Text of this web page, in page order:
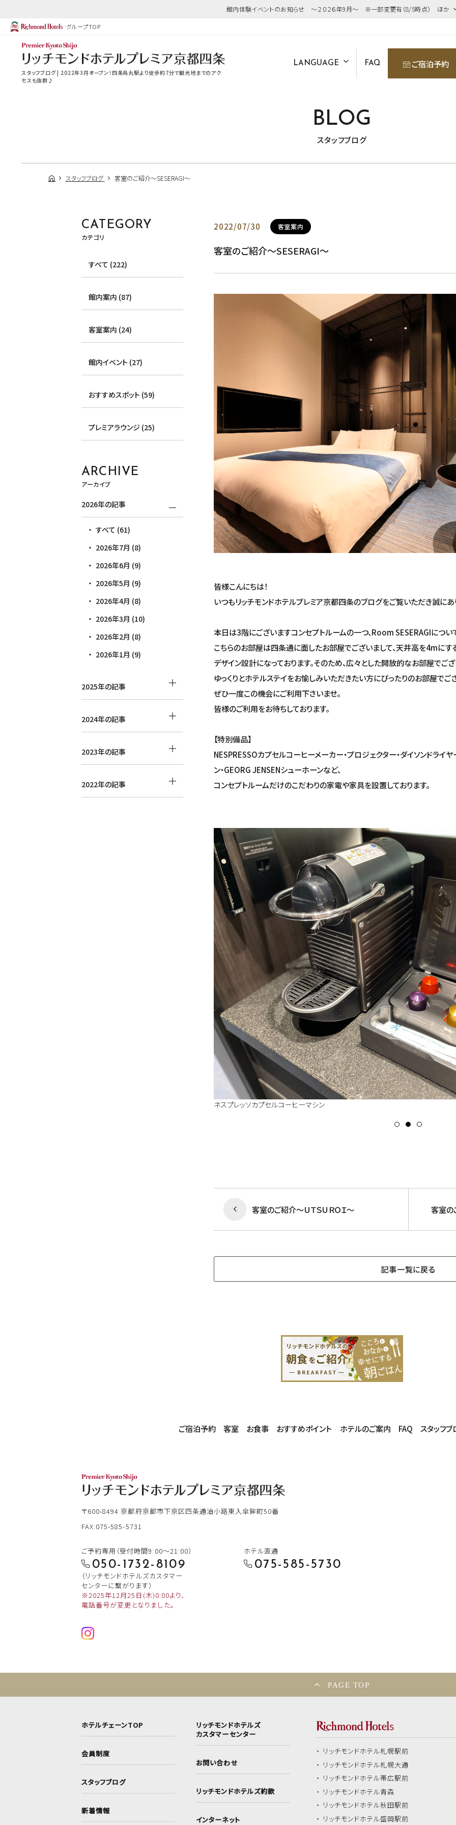
館内体験イベントのお知らせ ～２０２６年9月～ ※一部変更有（8/5時点） ほか
グループTOP
スタッフブログ | 2022年3月オープン！四条烏丸駅より徒歩約7分で観光地までのアク
セスも抜群♪
LANGUAGE FAQ ご宿泊予約
BLOG
スタッフブログ
スタッフブログ 客室のご紹介～SESERAGI～
2022/07/30 客室案内
客室のご紹介～SESERAGI～
皆様こんにちは！
いつもリッチモンドホテルプレミア京都四条のブログをご覧いただき誠にあ
本日は3階にございますコンセプトルームの一つ、Room SESERAGIについ
こちらのお部屋は四条通に面したお部屋でございまして、天井高を4mに
デザイン設計になっております。そのため、広々とした開放的なお部屋でござ
ゆっくりとホテルステイをお愉しみいただきたい方にぴったりのお部屋でご
ぜひ一度この機会にご利用下さいませ。
皆様のご利用をお待ちしております。
【特別備品】
NESPRESSOカプセルコーヒーメーカー・プロジェクター・ダイソンドライ
ン・GEORG JENSENシューホーンなど、
コンセプトルームだけのこだわりの家電や家具を設置しております。
プロジェクター
ネスプレッソカプセルコーヒーマシン
Refa製シャワーヘッド
客室のご紹介～ＵＴＳＵＲＯＩ～ 客室の
記事一覧に戻る
CATEGORY
カテゴリ
すべて (222)
館内案内 (87)
客室案内 (24)
館内イベント (27)
おすすめスポット (59)
プレミアラウンジ (25)
ARCHIVE
アーカイブ
2026年の記事
すべて (61)
2026年7月 (8)
2026年6月 (9)
2026年5月 (9)
2026年4月 (8)
2026年3月 (10)
2026年2月 (8)
2026年1月 (9)
2025年の記事
2024年の記事
2023年の記事
2022年の記事
ご宿泊予約 客室 お食事 おすすめポイント ホテルのご案内 FAQ スタッフブ
〒600-8494京都府京都市下京区四条通油小路東入傘鉾町50番
FAX:075-585-5731
ご予約専用（受付時間9:00～21:00）
050-1732-8109
（リッチモンドホテルズカスタマー
センターに繋がります）
※2025年12月25日(木)0:00より、
電話番号が変更となりました。
ホテル直通
075-585-5730
PAGE TOP
ホテルチェーンTOP
会員制度
スタッフブログ
新着情報
リッチモンドホテルズ
カスタマーセンター
お問い合わせ
リッチモンドホテルズ約款
インターネット
リッチモンドホテル札幌駅前
リッチモンドホテル札幌大通
リッチモンドホテル帯広駅前
リッチモンドホテル青森
リッチモンドホテル秋田駅前
リッチモンドホテル盛岡駅前